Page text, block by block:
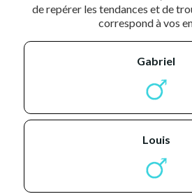
de repérer les tendances et de
correspond à vos
gabriel
louis